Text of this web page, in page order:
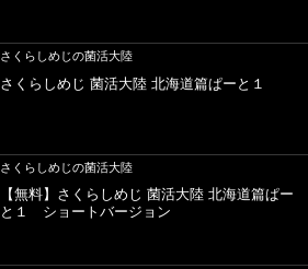
さくらしめじの菌活大陸
さくらしめじ 菌活大陸 北海道篇ぱーと１
さくらしめじの菌活大陸
【無料】さくらしめじ 菌活大陸 北海道篇ぱー
と１ ショートバージョン